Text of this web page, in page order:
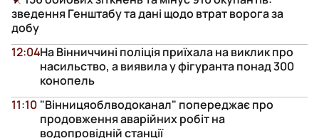
зведення Генштабу та дані щодо втрат ворога за
добу
На Вінниччині поліція приїхала на виклик про
насильство, а виявила у фігуранта понад 300
конопель
12:04
"Вінницяоблводоканал" попереджає про
продовження аварійних робіт на
водопровідній станції
11:10